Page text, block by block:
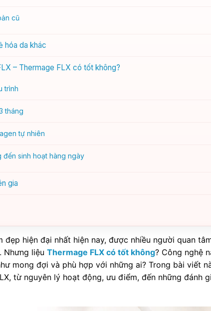
cũ
hóa da khác
– Thermage FLX có tốt không?
trình
tháng
tự nhiên
sinh hoạt hàng ngày
gia
hiện đại nhất hiện nay, được nhiều người quan
Nhưng liệu Thermage FLX có tốt không? Công nghệ
mong đợi và phù hợp với những ai? Trong bài viết
từ nguyên lý hoạt động, ưu điểm, đến những đánh